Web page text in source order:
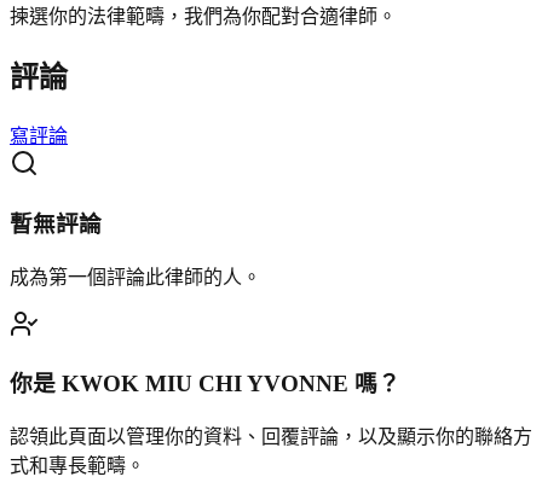
揀選你的法律範疇，我們為你配對合適律師。
評論
寫評論
暫無評論
成為第一個評論此律師的人。
你是 KWOK MIU CHI YVONNE 嗎？
認領此頁面以管理你的資料、回覆評論，以及顯示你的聯絡方
式和專長範疇。